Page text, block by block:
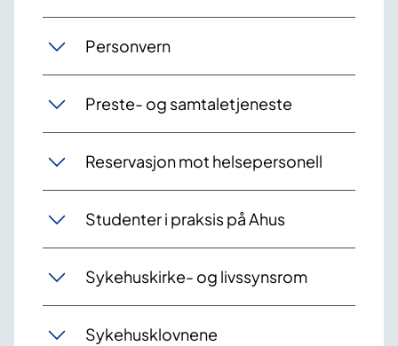
Personvern
Preste- og samtaletjeneste
Reservasjon mot helsepersonell
Studenter i praksis på Ahus
Sykehuskirke- og livssynsrom
Sykehusklovnene